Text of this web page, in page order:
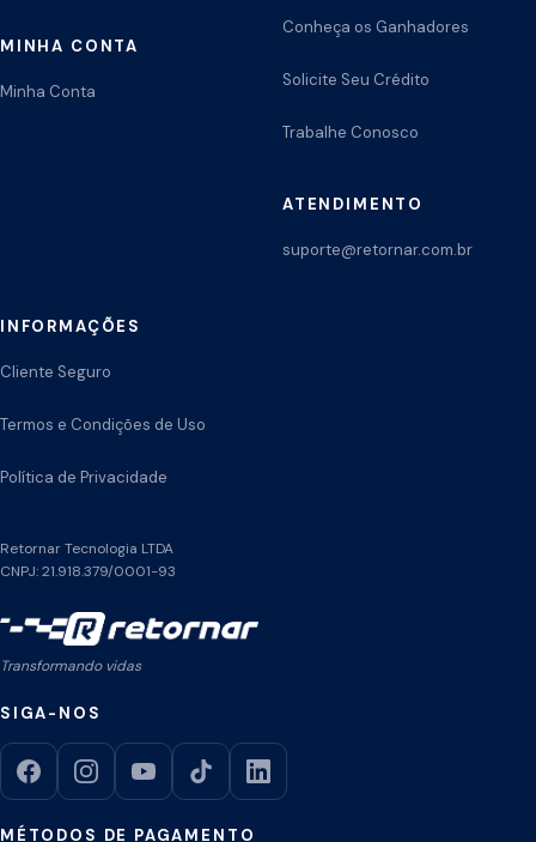
MINHA CONTA
Minha Conta
Conheça os Ganhadores
Solicite Seu Crédito
Trabalhe Conosco
ATENDIMENTO
suporte@retornar.com.br
INFORMAÇÕES
Cliente Seguro
Termos e Condições de Uso
Política de Privacidade
Retornar Tecnologia LTDA
CNPJ: 21.918.379/0001-93
Transformando vidas
SIGA-NOS
MÉTODOS DE PAGAMENTO